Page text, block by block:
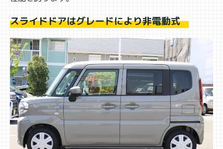
スライドドアはグレードにより非電動式